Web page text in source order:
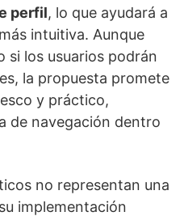
perfil, lo que ayudará a
intuitiva. Aunque
si los usuarios podrán
la propuesta promete
y práctico,
de navegación dentro
no representan una
implementación